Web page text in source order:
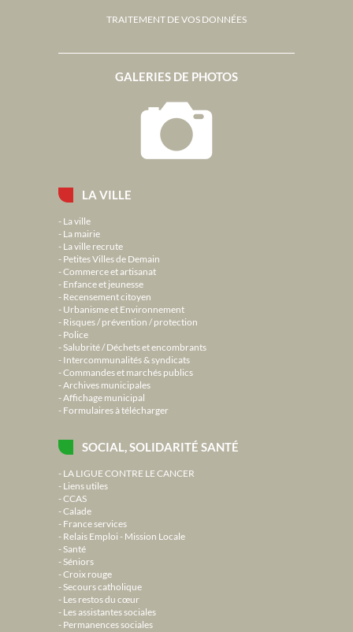
LA VILLE
La ville
La mairie
La ville recrute
Petites Villes de Demain
Commerce et artisanat
Enfance et jeunesse
Recensement citoyen
Urbanisme et Environnement
Risques / prévention / protection
Police
Salubrité / Déchets et encombrants
Intercommunalités & syndicats
Commandes et marchés publics
Archives municipales
Affichage municipal
Formulaires à télécharger
SOCIAL, SOLIDARITÉ SANTÉ
LA LIGUE CONTRE LE CANCER
Liens utiles
CCAS
Calade
France services
Relais Emploi - Mission Locale
Santé
Séniors
Croix rouge
Secours catholique
Les restos du cœur
Les assistantes sociales
Permanences sociales
GALERIES DE PHOTOS
TRAITEMENT DE VOS DONNÉES